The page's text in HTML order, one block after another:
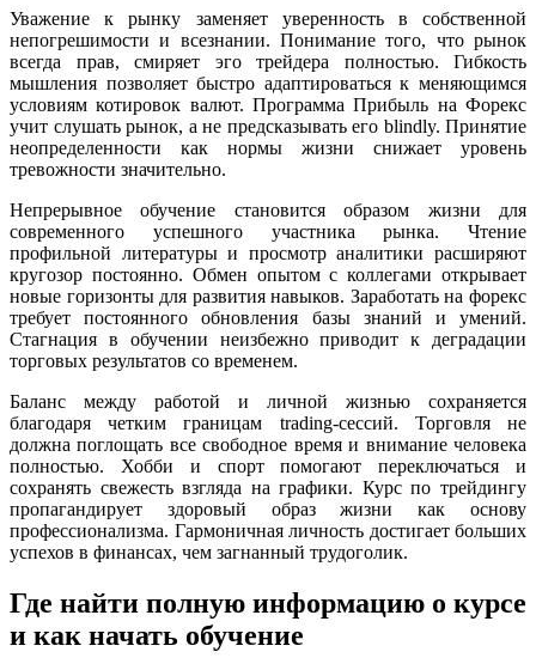
Уважение к рынку заменяет уверенность в собственной
непогрешимости и всезнании. Понимание того, что рынок
всегда прав, смиряет эго трейдера полностью. Гибкость
мышления позволяет быстро адаптироваться к меняющимся
условиям котировок валют. Программа Прибыль на Форекс
учит слушать рынок, а не предсказывать его blindly. Принятие
неопределенности как нормы жизни снижает уровень
тревожности значительно.
Непрерывное обучение становится образом жизни для
современного успешного участника рынка. Чтение
профильной литературы и просмотр аналитики расширяют
кругозор постоянно. Обмен опытом с коллегами открывает
новые горизонты для развития навыков. Заработать на форекс
требует постоянного обновления базы знаний и умений.
Стагнация в обучении неизбежно приводит к деградации
торговых результатов со временем.
Баланс между работой и личной жизнью сохраняется
благодаря четким границам trading-сессий. Торговля не
должна поглощать все свободное время и внимание человека
полностью. Хобби и спорт помогают переключаться и
сохранять свежесть взгляда на графики. Курс по трейдингу
пропагандирует здоровый образ жизни как основу
профессионализма. Гармоничная личность достигает больших
успехов в финансах, чем загнанный трудоголик.
Где найти полную информацию о курсе
и как начать обучение